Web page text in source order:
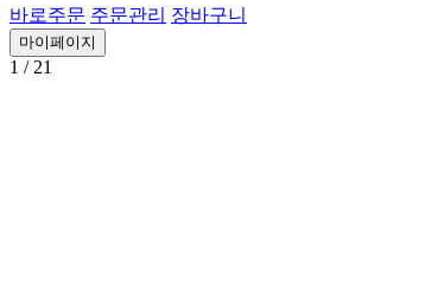
바로주문 주문관리 장바구니
마이페이지
1 / 21